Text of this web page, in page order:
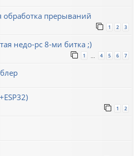
обработка прерываний
1 2 3
недо-pc 8-ми битка ;)
1 … 4 5 6 7
1 2